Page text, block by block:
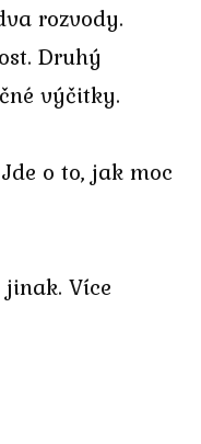
rozvody.
Druhý
výčitky.
o to, jak moc
Více